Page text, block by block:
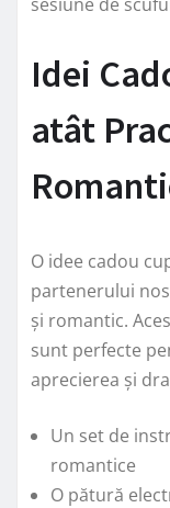
Idei
atât
O idee cadou
partenerului
și romantic.
sunt perfecte
aprecierea și
Un set de
romantice
O pătură